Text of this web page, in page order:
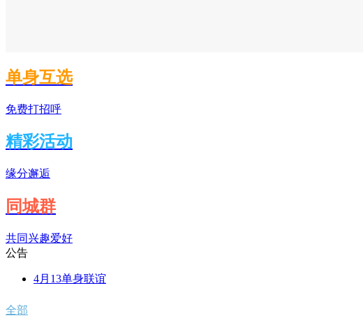
单身互选
免费打招呼
精彩活动
缘分邂逅
同城群
共同兴趣爱好
公告
4月13单身联谊
全部